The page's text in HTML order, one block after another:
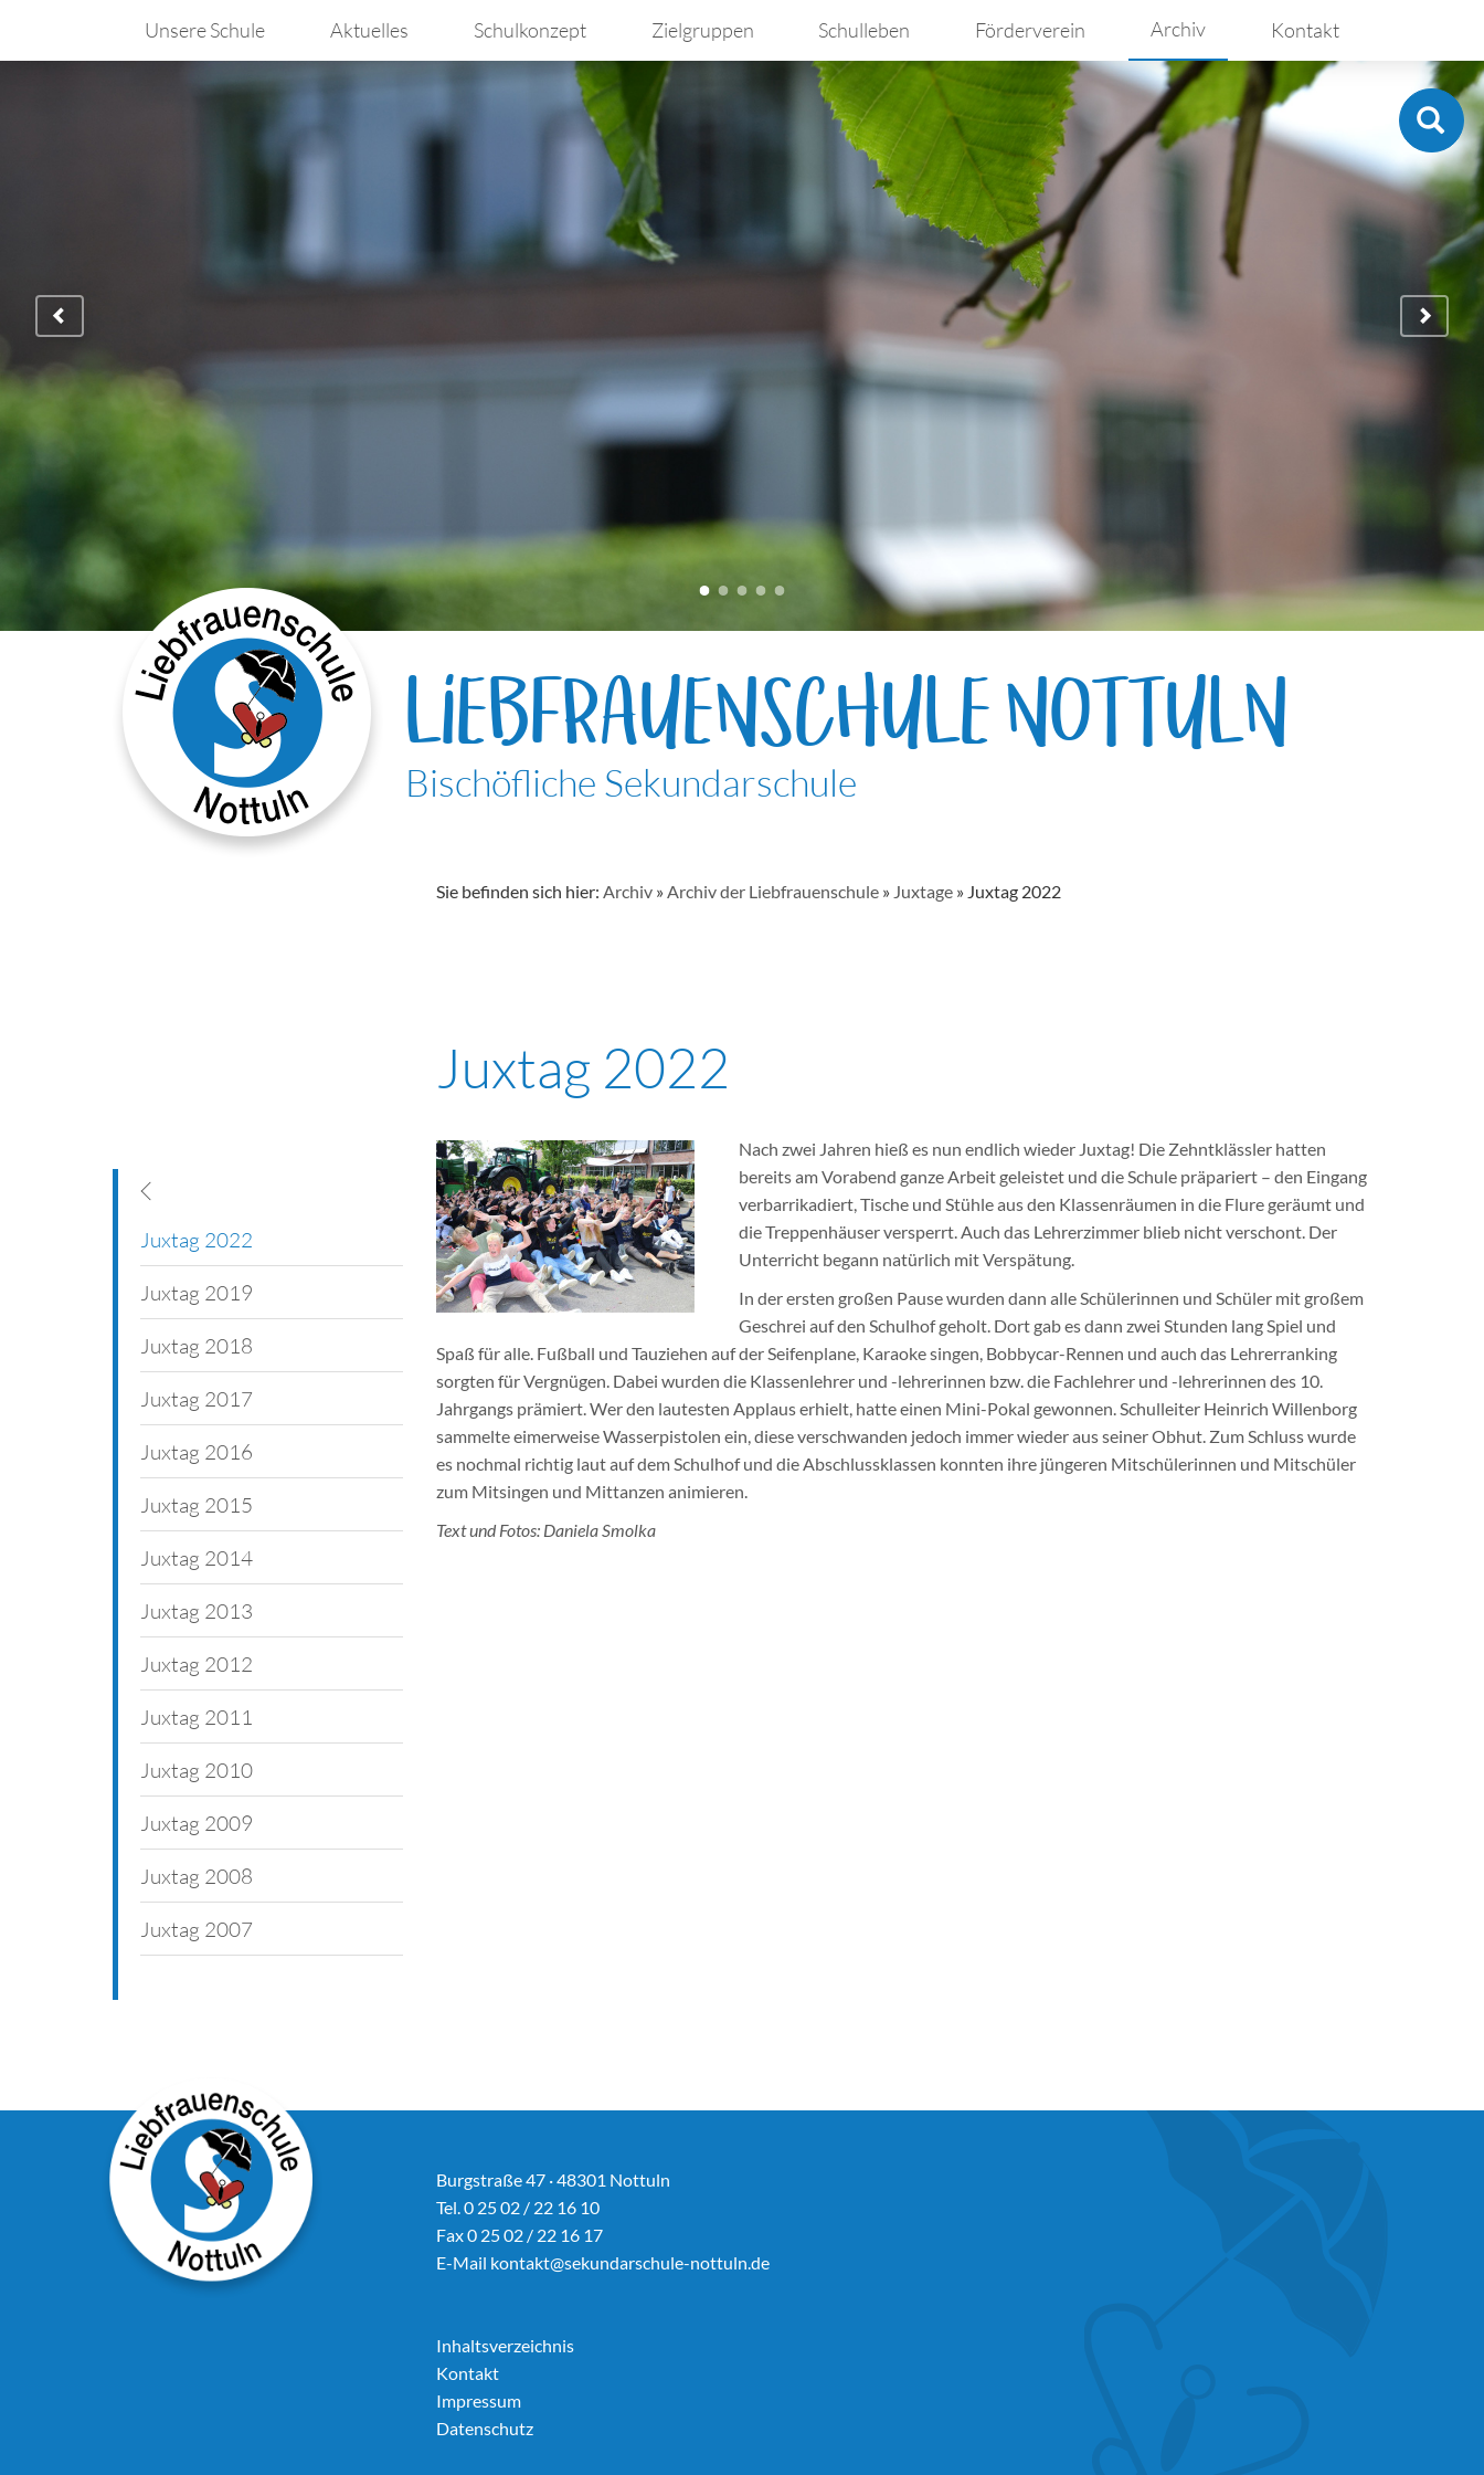
Unsere Schule Aktuelles Schulkonzept Zielgruppen Schulleben Förderverein Archiv Kontakt
LIEBFRAUENSCHULE NOTTULN
Bischöfliche Sekundarschule
Sie befinden sich hier: Archiv»Archiv der Liebfrauenschule» Juxtage» Juxtag 2022
Neuer Schulleiter
Musical AG
Wie es früher war
Abschlussfeiern
Juxtage
Klassenfahrten
Schulfeste
Projekte
Afrika-Aktionstage
Schulfahrten
Polenaustausch
Juxtag 2022
Juxtag 2019
Juxtag 2018
Juxtag 2017
Juxtag 2016
Juxtag 2015
Juxtag 2014
Juxtag 2013
Juxtag 2012
Juxtag 2011
Juxtag 2010
Juxtag 2009
Juxtag 2008
Juxtag 2007
Juxtag 2022
Nach zwei Jahren hieß es nun endlich wieder Juxtag! Die Zehntklässler hatten
bereits am Vorabend ganze Arbeit geleistet und die Schule präpariert – den Eingang
verbarrikadiert, Tische und Stühle aus den Klassenräumen in die Flure geräumt und
die Treppenhäuser versperrt. Auch das Lehrerzimmer blieb nicht verschont. Der
Unterricht begann natürlich mit Verspätung.
In der ersten großen Pause wurden dann alle Schülerinnen und Schüler mit großem
Geschrei auf den Schulhof geholt. Dort gab es dann zwei Stunden lang Spiel und
Spaß für alle. Fußball und Tauziehen auf der Seifenplane, Karaoke singen, Bobbycar-Rennen und auch das Lehrerranking
sorgten für Vergnügen. Dabei wurden die Klassenlehrer und -lehrerinnen bzw. die Fachlehrer und -lehrerinnen des 10.
Jahrgangs prämiert. Wer den lautesten Applaus erhielt, hatte einen Mini-Pokal gewonnen. Schulleiter Heinrich Willenborg
sammelte eimerweise Wasserpistolen ein, diese verschwanden jedoch immer wieder aus seiner Obhut. Zum Schluss wurde
es nochmal richtig laut auf dem Schulhof und die Abschlussklassen konnten ihre jüngeren Mitschülerinnen und Mitschüler
zum Mitsingen und Mittanzen animieren.
Text und Fotos: Daniela Smolka
Burgstraße 47 · 48301 Nottuln
Tel. 0 25 02 / 22 16 10
Fax 0 25 02 / 22 16 17
E-Mail kontakt@sekundarschule-nottuln.de
Inhaltsverzeichnis
Kontakt
Impressum
Datenschutz